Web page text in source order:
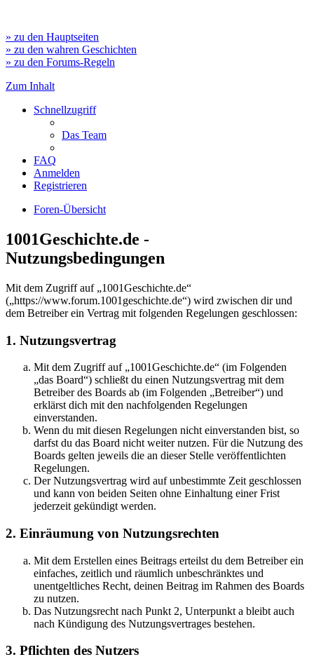
» zu den Hauptseiten
» zu den wahren Geschichten
» zu den Forums-Regeln
Zum Inhalt
Schnellzugriff
Das Team
FAQ
Anmelden
Registrieren
Foren-Übersicht
1001Geschichte.de -
Nutzungsbedingungen
Mit dem Zugriff auf „1001Geschichte.de“
(„https://www.forum.1001geschichte.de“) wird zwischen dir und
dem Betreiber ein Vertrag mit folgenden Regelungen geschlossen:
1. Nutzungsvertrag
Mit dem Zugriff auf „1001Geschichte.de“ (im Folgenden
„das Board“) schließt du einen Nutzungsvertrag mit dem
Betreiber des Boards ab (im Folgenden „Betreiber“) und
erklärst dich mit den nachfolgenden Regelungen
einverstanden.
Wenn du mit diesen Regelungen nicht einverstanden bist, so
darfst du das Board nicht weiter nutzen. Für die Nutzung des
Boards gelten jeweils die an dieser Stelle veröffentlichten
Regelungen.
Der Nutzungsvertrag wird auf unbestimmte Zeit geschlossen
und kann von beiden Seiten ohne Einhaltung einer Frist
jederzeit gekündigt werden.
2. Einräumung von Nutzungsrechten
Mit dem Erstellen eines Beitrags erteilst du dem Betreiber ein
einfaches, zeitlich und räumlich unbeschränktes und
unentgeltliches Recht, deinen Beitrag im Rahmen des Boards
zu nutzen.
Das Nutzungsrecht nach Punkt 2, Unterpunkt a bleibt auch
nach Kündigung des Nutzungsvertrages bestehen.
3. Pflichten des Nutzers